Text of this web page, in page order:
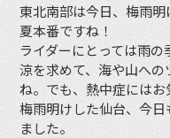
東北南部は今日、梅雨明
夏本番ですね！
ライダーにとっては雨の
涼を求めて、海や山へ
ね。でも、熱中症にはお
梅雨明けした仙台、今
ました。